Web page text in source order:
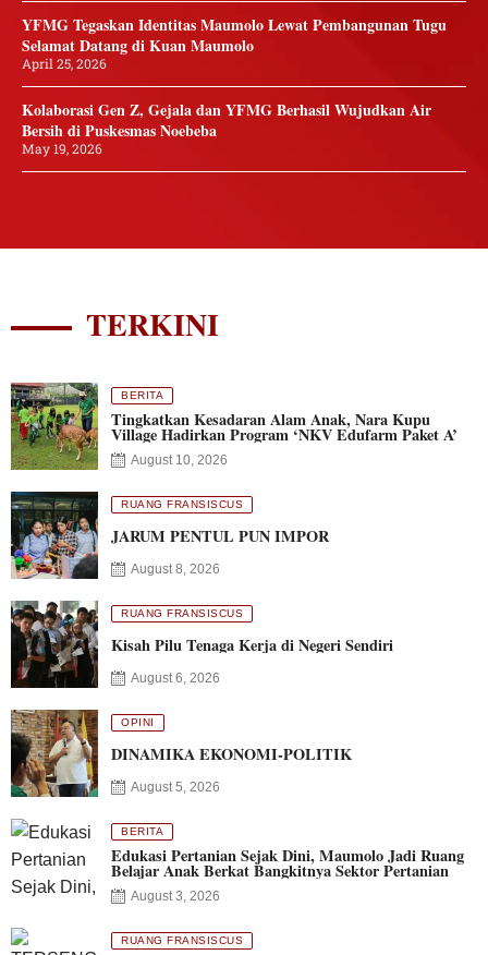
YFMG Tegaskan Identitas Maumolo Lewat Pembangunan Tugu
Selamat Datang di Kuan Maumolo
April 25, 2026
Kolaborasi Gen Z, Gejala dan YFMG Berhasil Wujudkan Air
Bersih di Puskesmas Noebeba
May 19, 2026
TERKINI
BERITA
Tingkatkan Kesadaran Alam Anak, Nara Kupu
Village Hadirkan Program ‘NKV Edufarm Paket A’
August 10, 2026
RUANG FRANSISCUS
JARUM PENTUL PUN IMPOR
August 8, 2026
RUANG FRANSISCUS
Kisah Pilu Tenaga Kerja di Negeri Sendiri
August 6, 2026
OPINI
DINAMIKA EKONOMI-POLITIK
August 5, 2026
BERITA
Edukasi Pertanian Sejak Dini, Maumolo Jadi Ruang
Belajar Anak Berkat Bangkitnya Sektor Pertanian
August 3, 2026
RUANG FRANSISCUS